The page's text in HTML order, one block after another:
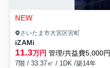
NEW
さいたま市大宮区宮町
iZAMi
11.3万円 管理/共益費5,000円
7階 / 33.37㎡ / 1DK /築14年